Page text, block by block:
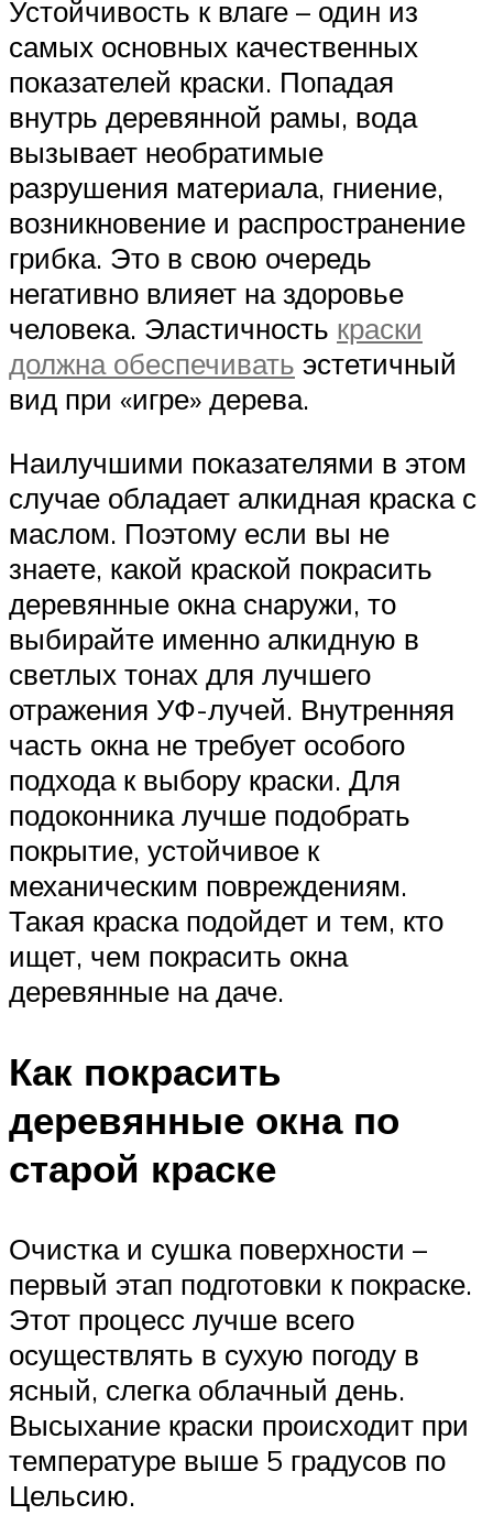
Устойчивость к влаге – один из
самых основных качественных
показателей краски. Попадая
внутрь деревянной рамы, вода
вызывает необратимые
разрушения материала, гниение,
возникновение и распространение
грибка. Это в свою очередь
негативно влияет на здоровье
человека. Эластичность краски
должна обеспечивать эстетичный
вид при «игре» дерева.
Наилучшими показателями в этом
случае обладает алкидная краска с
маслом. Поэтому если вы не
знаете, какой краской покрасить
деревянные окна снаружи, то
выбирайте именно алкидную в
светлых тонах для лучшего
отражения УФ-лучей. Внутренняя
часть окна не требует особого
подхода к выбору краски. Для
подоконника лучше подобрать
покрытие, устойчивое к
механическим повреждениям.
Такая краска подойдет и тем, кто
ищет, чем покрасить окна
деревянные на даче.
Как покрасить
деревянные окна по
старой краске
Очистка и сушка поверхности –
первый этап подготовки к покраске.
Этот процесс лучше всего
осуществлять в сухую погоду в
ясный, слегка облачный день.
Высыхание краски происходит при
температуре выше 5 градусов по
Цельсию.